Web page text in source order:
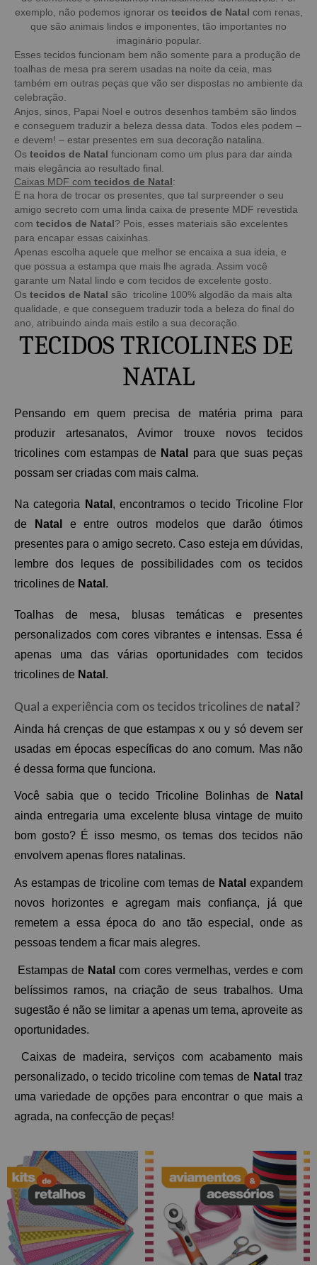
exemplo, não podemos ignorar os tecidos de Natal com renas,
que são animais lindos e imponentes, tão importantes no
imaginário popular.
Esses tecidos funcionam bem não somente para a produção de
toalhas de mesa pra serem usadas na noite da ceia, mas
também em outras peças que vão ser dispostas no ambiente da
celebração.
Anjos, sinos, Papai Noel e outros desenhos também são lindos
e conseguem traduzir a beleza dessa data. Todos eles podem –
e devem! – estar presentes em sua decoração natalina.
Os tecidos de Natal funcionam como um plus para dar ainda
mais elegância ao resultado final.
Caixas MDF com tecidos de Natal:
E na hora de trocar os presentes, que tal surpreender o seu
amigo secreto com uma linda caixa de presente MDF revestida
com tecidos de Natal? Pois, esses materiais são excelentes
para encapar essas caixinhas.
Apenas escolha aquele que melhor se encaixa a sua ideia, e
que possua a estampa que mais lhe agrada. Assim você
garante um Natal lindo e com tecidos de excelente gosto.
Os tecidos de Natal são tricoline 100% algodão da mais alta
qualidade, e que conseguem traduzir toda a beleza do final do
ano, atribuindo ainda mais estilo a sua decoração.
TECIDOS TRICOLINES DE
NATAL
Pensando em quem precisa de matéria prima para
produzir artesanatos, Avimor trouxe novos tecidos
tricolines com estampas de Natal
para que suas peças
possam ser criadas com mais calma.
Na categoria Natal , encontramos o tecido Tricoline Flor
de
Natal
e entre outros modelos que darão ótimos
presentes para o amigo secreto. Caso esteja em dúvidas,
lembre dos leques de possibilidades com os tecidos
tricolines de Natal .
Toalhas de mesa, blusas temáticas e presentes
personalizados com cores vibrantes e intensas. Essa é
apenas uma das várias oportunidades com tecidos
tricolines de Natal .
Qual a experiência com os tecidos tricolines de natal ?
Ainda há crenças de que estampas x ou y só devem ser
usadas em épocas específicas do ano comum. Mas não
é dessa forma que funciona.
Você sabia que o tecido Tricoline Bolinhas de
Natal
ainda entregaria uma excelente blusa vintage de muito
bom gosto? É isso mesmo, os temas dos tecidos não
envolvem apenas flores natalinas.
As estampas de tricoline com temas de Natal expandem
novos horizontes e agregam mais confiança, já que
remetem a essa época do ano tão especial, onde as
pessoas tendem a ficar mais alegres.
Estampas de Natal com cores vermelhas, verdes e com
belíssimos ramos, na criação de seus trabalhos. Uma
sugestão é não se limitar a apenas um tema, aproveite as
oportunidades.
Caixas de madeira, serviços com acabamento mais
personalizado, o tecido tricoline com temas de Natal traz
uma variedade de opções para encontrar o que mais a
agrada, na confecção de peças!